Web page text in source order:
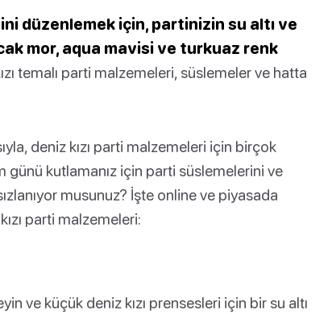
düzenlemek için, partinizin su altı ve
mor, aqua mavisi ve turkuaz renk
temalı parti malzemeleri, süslemeler ve hatta
deniz kızı parti malzemeleri için birçok
günü kutlamanız için parti süslemelerini ve
musunuz? İşte online ve piyasada
parti malzemeleri:
ve küçük deniz kızı prensesleri için bir su altı